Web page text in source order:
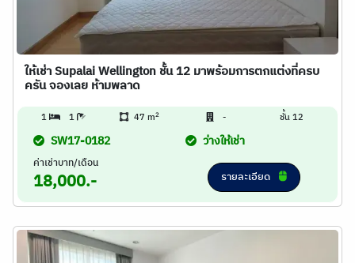
ให้เช่า Supalai Wellington ชั้น 12 มาพร้อมการตกแต่งที่ครบ
ครัน จองเลย ห้ามพลาด
1 1 47 m2 - ชั้น 12
SW17-0182 ว่างให้เช่า
ค่าเช่าบาท/เดือน
18,000.- รายละเอียด